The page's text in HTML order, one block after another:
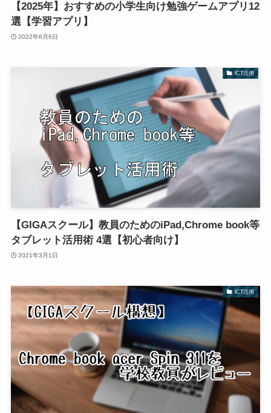
【2025年】おすすめの小学生向け勉強ゲームアプリ12
選【学習アプリ】
2022年6月6日
ICT活用
【GIGAスクール】教員のためのiPad,Chrome book等
タブレット活用術 4選【初心者向け】
2021年3月1日
ICT活用